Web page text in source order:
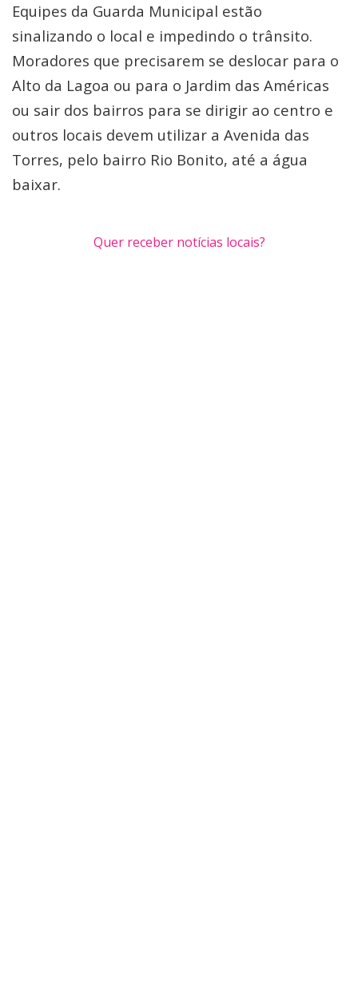
Equipes da Guarda Municipal estão
sinalizando o local e impedindo o trânsito.
Moradores que precisarem se deslocar para o
Alto da Lagoa ou para o Jardim das Américas
ou sair dos bairros para se dirigir ao centro e
outros locais devem utilizar a Avenida das
Torres, pelo bairro Rio Bonito, até a água
baixar.
Quer receber notícias locais?